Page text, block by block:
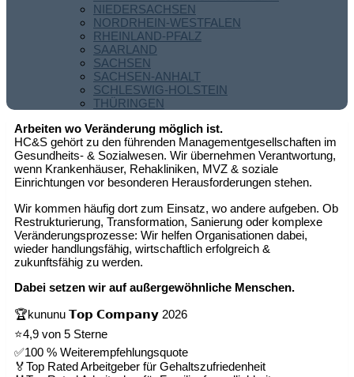
NIEDERSACHSEN
NORDRHEIN-WESTFALEN
RHEINLAND-PFALZ
SAARLAND
SACHSEN
SACHSEN-ANHALT
SCHLESWIG-HOLSTEIN
THÜRINGEN
Arbeiten wo Veränderung möglich ist.
HC&S gehört zu den führenden Managementgesellschaften im
Gesundheits- & Sozialwesen. Wir übernehmen Verantwortung,
wenn Krankenhäuser, Rehakliniken, MVZ & soziale
Einrichtungen vor besonderen Herausforderungen stehen.
Wir kommen häufig dort zum Einsatz, wo andere aufgeben. Ob
Restrukturierung, Transformation, Sanierung oder komplexe
Veränderungsprozesse: Wir helfen Organisationen dabei,
wieder handlungsfähig, wirtschaftlich erfolgreich &
zukunftsfähig zu werden.
Dabei setzen wir auf außergewöhnliche Menschen.
🏆kununu 𝗧𝗼𝗽 𝗖𝗼𝗺𝗽𝗮𝗻𝘆 2026
⭐4,9 von 5 Sterne
✅100 % Weiterempfehlungsquote
🏅Top Rated Arbeitgeber für Gehaltszufriedenheit